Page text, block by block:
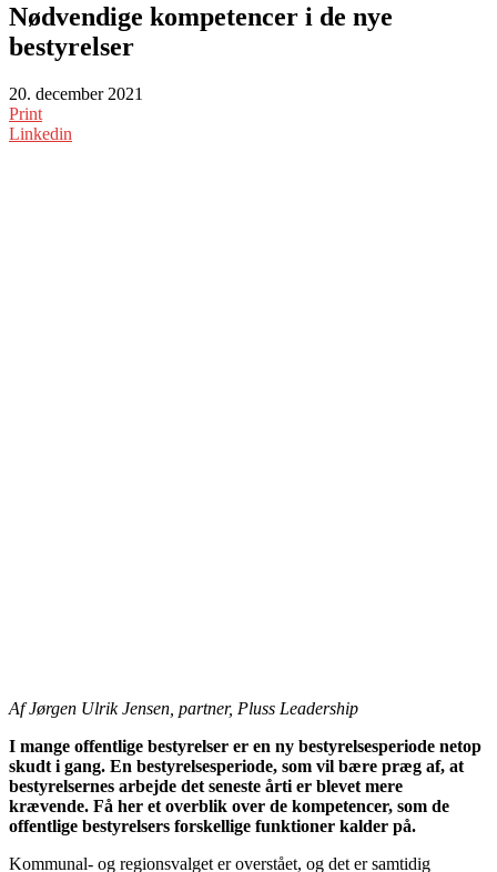
Nødvendige kompetencer i de nye
bestyrelser
20. december 2021
Print
Linkedin
Af Jørgen Ulrik Jensen, partner, Pluss Leadership
I mange offentlige bestyrelser er en ny bestyrelsesperiode netop
skudt i gang. En bestyrelsesperiode, som vil bære præg af, at
bestyrelsernes arbejde det seneste årti er blevet mere
krævende. Få her et overblik over de kompetencer, som de
offentlige bestyrelsers forskellige funktioner kalder på.
Kommunal- og regionsvalget er overstået, og det er samtidig